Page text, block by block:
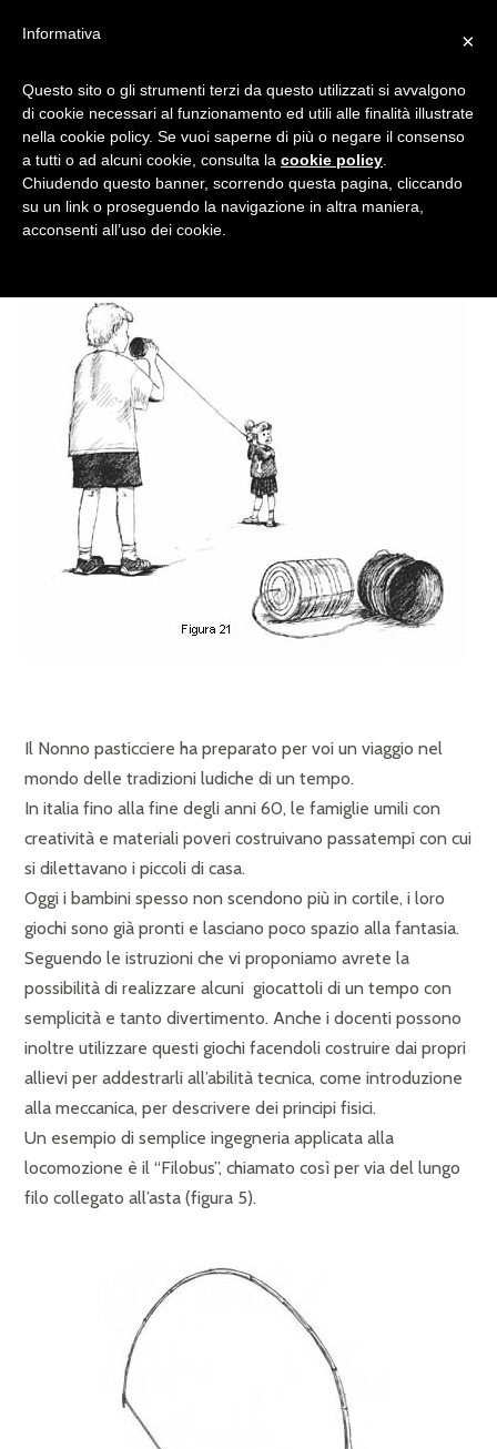
C’ERA UNA VOLTA IL
GIOCO: COME COSTRUIRE I
GIOCATTOLI DI UNA VOLTA
Il Nonno pasticciere ha preparato per voi un viaggio nel
mondo delle tradizioni ludiche di un tempo.
In italia fino alla fine degli anni 60, le famiglie umili con
creatività e materiali poveri costruivano passatempi con cui
si dilettavano i piccoli di casa.
Oggi i bambini spesso non scendono più in cortile, i loro
giochi sono già pronti e lasciano poco spazio alla fantasia.
Seguendo le istruzioni che vi proponiamo avrete la
possibilità di realizzare alcuni giocattoli di un tempo con
semplicità e tanto divertimento. Anche i docenti possono
inoltre utilizzare questi giochi facendoli costruire dai propri
allievi per addestrarli all’abilità tecnica, come introduzione
alla meccanica, per descrivere dei principi fisici.
Un esempio di semplice ingegneria applicata alla
locomozione è il “Filobus”, chiamato così per via del lungo
filo collegato all’asta (figura 5).
×
Informativa
Questo sito o gli strumenti terzi da questo utilizzati si avvalgono
di cookie necessari al funzionamento ed utili alle finalità illustrate
nella cookie policy. Se vuoi saperne di più o negare il consenso
a tutti o ad alcuni cookie, consulta la cookie policy
Chiudendo questo banner, scorrendo questa pagina, cliccando
su un link o proseguendo la navigazione in altra maniera,
acconsenti all’uso dei cookie.